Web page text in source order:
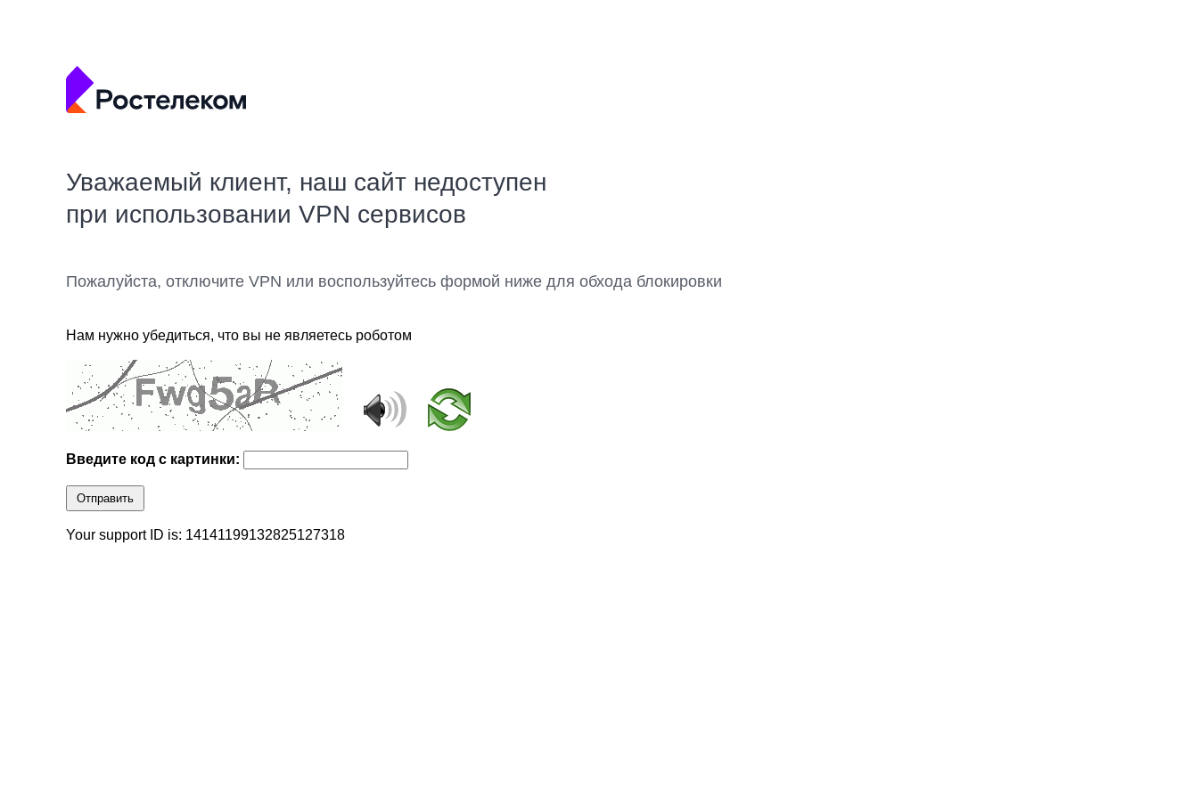
Уважаемый клиент, наш сайт недоступен
при использовании VPN сервисов
Пожалуйста, отключите VPN или воспользуйтесь формой ниже для обхода блокировки
Нам нужно убедиться, что вы не являетесь роботом
Введите код с картинки:
Отправить
Your support ID is: 14141199132825127318